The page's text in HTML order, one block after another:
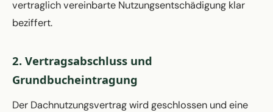
vertraglich vereinbarte Nutzungsentschädigung klar
beziffert.
2. Vertragsabschluss und
Grundbucheintragung
Der Dachnutzungsvertrag wird geschlossen und eine